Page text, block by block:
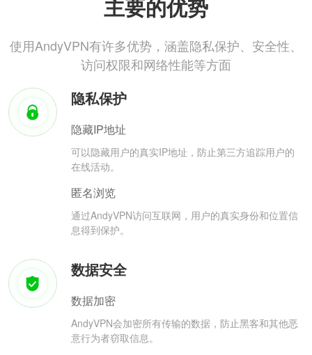
主要的优势
使用AndyVPN有许多优势，涵盖隐私保护、安全性、
访问权限和网络性能等方面
隐私保护
隐藏IP地址
可以隐藏用户的真实IP地址，防止第三方追踪用户的
在线活动。
匿名浏览
通过AndyVPN访问互联网，用户的真实身份和位置信
息得到保护。
数据安全
数据加密
AndyVPN会加密所有传输的数据，防止黑客和其他恶
意行为者窃取信息。